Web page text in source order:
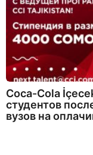
Coca-Cola
студентов
вузов на